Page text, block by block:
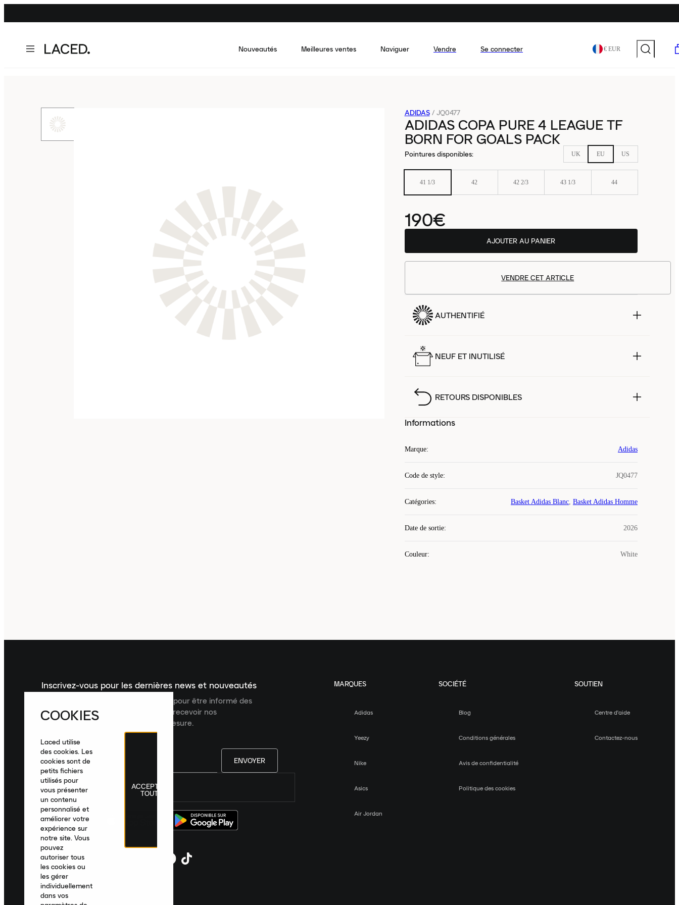
Nouveautés Meilleures ventes Naviguer Vendre Se connecter € EUR
ADIDAS / JQ0477
ADIDAS COPA PURE 4 LEAGUE TF
BORN FOR GOALS PACK
Pointures disponibles: UK EU US
41 1/3 42 42 2/3 43 1/3 44
190€
AJOUTER AU PANIER
VENDRE CET ARTICLE
AUTHENTIFIÉ
NEUF ET INUTILISÉ
RETOURS DISPONIBLES
Informations
Marque: Adidas
Code de style: JQ0477
Catégories: Basket Adidas Blanc, Basket Adidas Homme
Date de sortie: 2026
Couleur: White
Inscrivez-vous pour les dernières news et nouveautés
Inscrivez-vous à la newsletter Laced pour être informé des
dernières nouveautés, collections et recevoir nos
recommandations de produits sur mesure.
ENVOYER
France|Français
MARQUES
Adidas
Yeezy
Nike
Asics
Air Jordan
SOCIÉTÉ
Blog
Conditions générales
Avis de confidentialité
Politique des cookies
SOUTIEN
Centre d'aide
Contactez-nous
COOKIES
Laced utilise
des cookies. Les
cookies sont de
petits fichiers
utilisés pour
vous présenter
un contenu
personnalisé et
améliorer votre
expérience sur
notre site. Vous
pouvez
autoriser tous
les cookies ou
les gérer
individuellement
dans vos
ACCEPTER
TOUT